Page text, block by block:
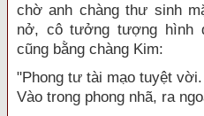
chờ anh chàng thư sinh
nở, cô tưởng tượng hình
cũng bằng chàng Kim:
"Phong tư tài mạo tuyệt vời.
Vào trong phong nhã, ra